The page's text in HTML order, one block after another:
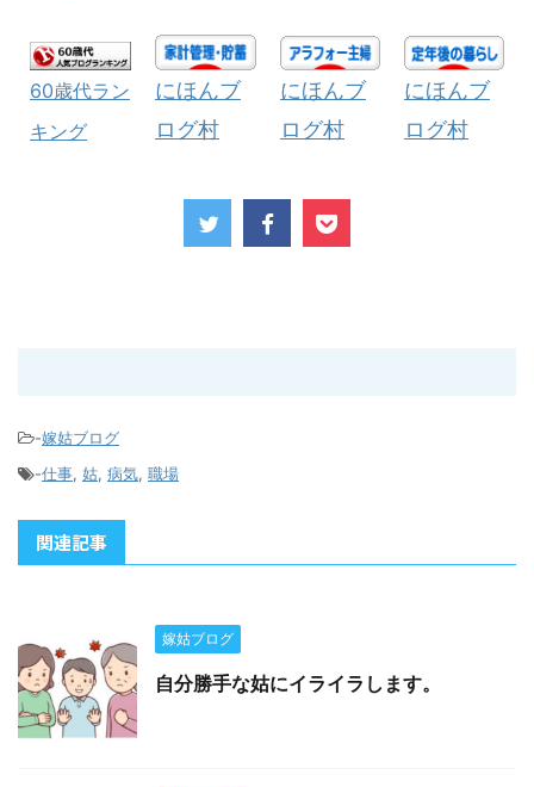
60歳代ラン
キング
にほんブ
ログ村
にほんブ
ログ村
にほんブ
ログ村
-嫁姑ブログ
-仕事, 姑, 病気, 職場
関連記事
嫁姑ブログ
自分勝手な姑にイライラします。